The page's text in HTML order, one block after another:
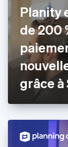
Planity
de 200
grâce
English
Croatie
English
Danemark
English
Émirats
English
Espagne
Español
English
États-Unis
Finlande